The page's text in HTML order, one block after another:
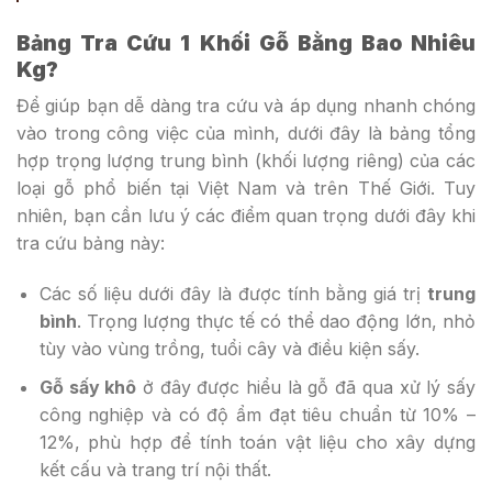
Bảng Tra Cứu 1 Khối Gỗ Bằng Bao Nhiêu
Kg?
Để giúp bạn dễ dàng tra cứu và áp dụng nhanh chóng
vào trong công việc của mình, dưới đây là bảng tổng
hợp trọng lượng trung bình (khối lượng riêng) của các
loại gỗ phổ biến tại Việt Nam và trên Thế Giới. Tuy
nhiên, bạn cần lưu ý các điểm quan trọng dưới đây khi
tra cứu bảng này:
Các số liệu dưới đây là được tính bằng giá trị trung
bình. Trọng lượng thực tế có thể dao động lớn, nhỏ
tùy vào vùng trồng, tuổi cây và điều kiện sấy.
Gỗ sấy khô ở đây được hiểu là gỗ đã qua xử lý sấy
công nghiệp và có độ ẩm đạt tiêu chuẩn từ 10% –
12%, phù hợp để tính toán vật liệu cho xây dựng
kết cấu và trang trí nội thất.